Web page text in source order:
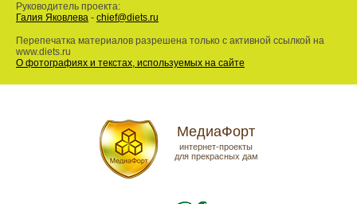
Руководитель проекта:
Галия Яковлева - chief@diets.ru
Перепечатка материалов разрешена только с активной ссылкой на
www.diets.ru
О фотографиях и текстах, используемых на сайте
МедиаФорт
интернет-проекты
для прекрасных дам